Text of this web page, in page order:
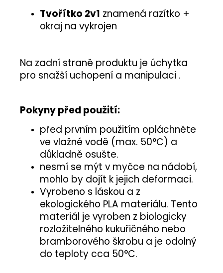
Tvořítko 2v1 znamená razítko +
okraj na vykrojen
Na zadní straně produktu je úchytka
pro snažší uchopení a manipulaci .
Pokyny před použití:
před prvním použitím opláchněte
ve vlažné vodě (max. 50°C) a
důkladně osušte.
nesmí se mýt v myčce na nádobí,
mohlo by dojít k jejich deformaci.
Vyrobeno s láskou a z
ekologického PLA materiálu. Tento
materiál je vyroben z biologicky
rozložitelného kukuřičného nebo
bramborového škrobu a je odolný
do teploty cca 50°C.